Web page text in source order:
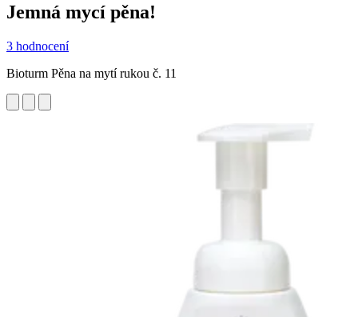
Jemná mycí pěna!
3 hodnocení
Bioturm Pěna na mytí rukou č. 11